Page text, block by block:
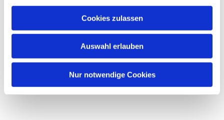
Cookies zulassen
Auswahl erlauben
Nur notwendige Cookies